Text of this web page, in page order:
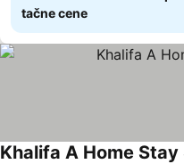
tačne cene
Khalifa A Home Stay